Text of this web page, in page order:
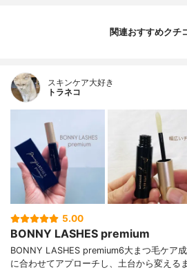
関連おすすめクチ
スキンケア大好き
トラネコ
5.00
BONNY LASHES premium
BONNY LASHES premium6大まつ毛ケア
に合わせてアプローチし、土台から変える